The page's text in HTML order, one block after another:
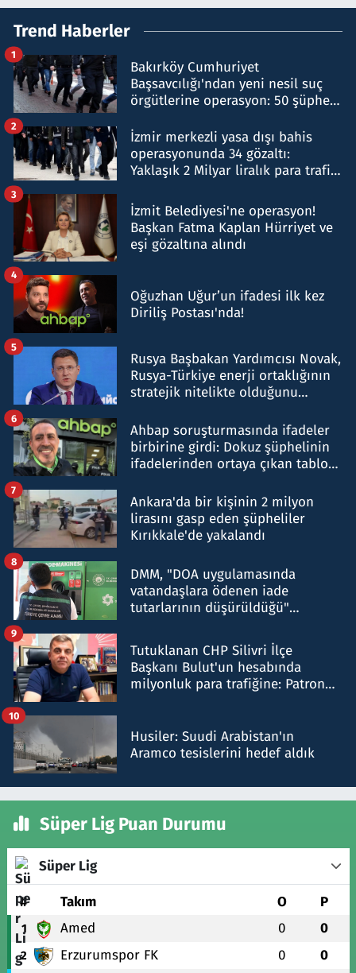
Trend Haberler
Bakırköy Cumhuriyet
Başsavcılığı'ndan yeni nesil suç
örgütlerine operasyon: 50 şüpheli
1
İzmir merkezli yasa dışı bahis
operasyonunda 34 gözaltı:
Yaklaşık 2 Milyar liralık para trafiği
2
İzmit Belediyesi'ne operasyon!
Başkan Fatma Kaplan Hürriyet ve
eşi gözaltına alındı
3
Oğuzhan Uğur’un ifadesi ilk kez
Diriliş Postası'nda!
4
Rusya Başbakan Yardımcısı Novak,
Rusya-Türkiye enerji ortaklığının
stratejik nitelikte olduğunu
5
Ahbap soruşturmasında ifadeler
birbirine girdi: Dokuz şüphelinin
ifadelerinden ortaya çıkan tablo
6
Ankara'da bir kişinin 2 milyon
lirasını gasp eden şüpheliler
Kırıkkale'de yakalandı
7
DMM, "DOA uygulamasında
vatandaşlara ödenen iade
tutarlarının düşürüldüğü"
8
Tutuklanan CHP Silivri İlçe
Başkanı Bulut'un hesabında
milyonluk para trafiğine: Patron
9
Husiler: Suudi Arabistan'ın
Aramco tesislerini hedef aldık
10
Süper Lig Puan Durumu
Süper Lig
# Takım O P
1 Amed 0 0
2 Erzurumspor FK 0 0